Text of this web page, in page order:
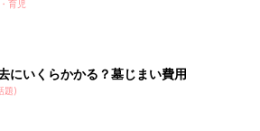
育児
にいくらかかる？墓じまい費用
題)